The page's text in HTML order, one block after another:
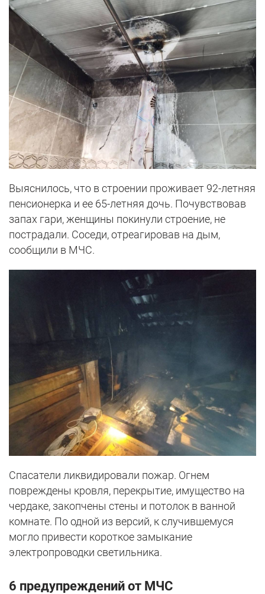
Выяснилось, что в строении проживает 92-летняя
пенсионерка и ее 65-летняя дочь. Почувствовав
запах гари, женщины покинули строение, не
пострадали. Соседи, отреагировав на дым,
сообщили в МЧС.
Спасатели ликвидировали пожар. Огнем
повреждены кровля, перекрытие, имущество на
чердаке, закопчены стены и потолок в ванной
комнате. По одной из версий, к случившемуся
могло привести короткое замыкание
электропроводки светильника.
6 предупреждений от МЧС